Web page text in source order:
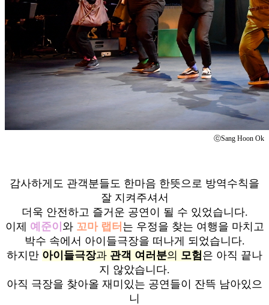
ⓒSang Hoon Ok
감사하게도 관객분들도 한마음 한뜻으로 방역수칙을
잘 지켜주셔서
더욱 안전하고 즐거운 공연이 될 수 있었습니다.
이제 예준이 와 꼬마 랩터 는 우정을 찾는 여행을 마치고
박수 속에서 아이들극장을 떠나게 되었습니다.
하지만 아이들극장과 관객 여러분의 모험은 아직 끝나
지 않았습니다.
아직 극장을 찾아올 재미있는 공연들이 잔뜩 남아있으
니